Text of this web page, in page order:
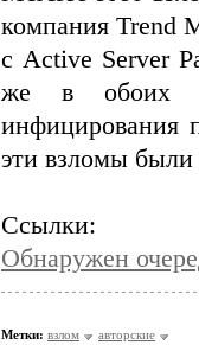
компания Trend
с Active Server
же в обоих
инфицирования
эти взломы были
Ссылки:
Обнаружен
Метки: взлом авторские